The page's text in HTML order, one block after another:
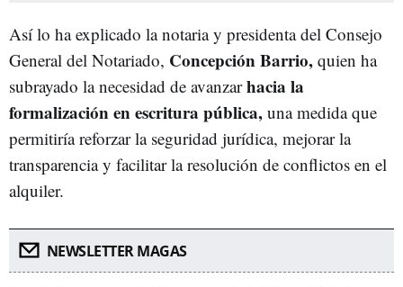
Así lo ha explicado la notaria y presidenta del Consejo
General del Notariado, Concepción Barrio, quien ha
subrayado la necesidad de avanzarhacia la
formalización en escritura pública, una medida que
permitiría reforzar la seguridad jurídica, mejorar la
transparencia y facilitar la resolución de conflictos en el
alquiler.
NEWSLETTER MAGAS